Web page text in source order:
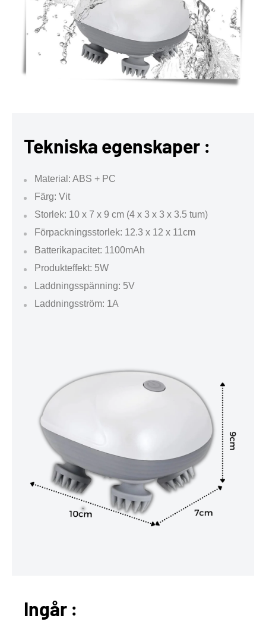
Tekniska egenskaper :
Material: ABS + PC
Färg: Vit
Storlek: 10 x 7 x 9 cm (4 x 3 x 3 x 3.5 tum)
Förpackningsstorlek: 12.3 x 12 x 11cm
Batterikapacitet: 1100mAh
Produkteffekt: 5W
Laddningsspänning: 5V
Laddningsström: 1A
Ingår :